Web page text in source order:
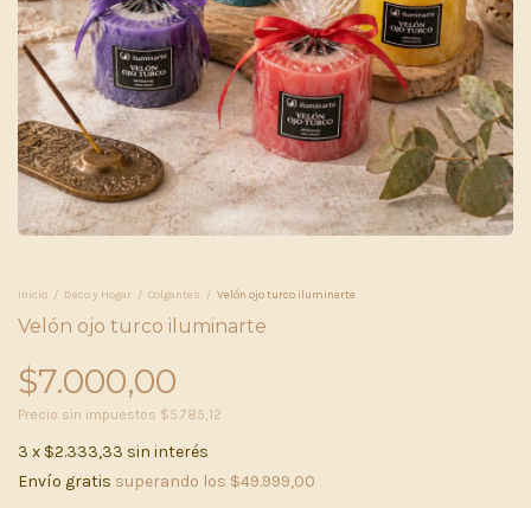
Inicio / Deco y Hogar / Colgantes / Velón ojo turco iluminarte
Velón ojo turco iluminarte
$7.000,00
Precio sin impuestos $5.785,12
3 x $2.333,33 sin interés
Envío gratis superando los $49.999,00